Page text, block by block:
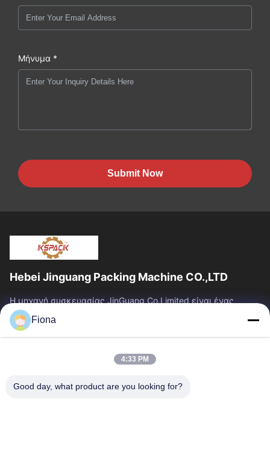
Μήνυμα *
Submit Now
Hebei Jinguang Packing Machine CO.,LTD
Η μηχανή συσκευασίας JinGuang Co.Limited είναι ένας
επαγγελματικός ζαρωμένος εξοπλισμός εκτύπωσης
χαρτοκιβωτίων και σχετικά μηχανήματα για την...
Γρήγοροι Σύνδεσμοι
Προϊόντα
Περίπου Εμείς
Γύρος Εργοστασίων
Fiona
4:33 PM
Good day, what product are you looking for?